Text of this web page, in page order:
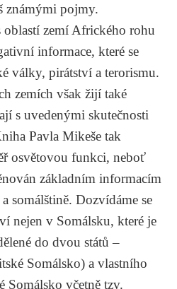
známými pojmy.
oblastí zemí Afrického rohu
informace, které se
války, pirátství a terorismu.
zemích však žijí také
s uvedenými skutečnosti
Pavla Mikeše tak
osvětovou funkci, neboť
základním informacím
somálštině. Dozvídáme se
nejen v Somálsku, které je
do dvou států –
Somálsko) a vlastního
Somálsko včetně tzv.